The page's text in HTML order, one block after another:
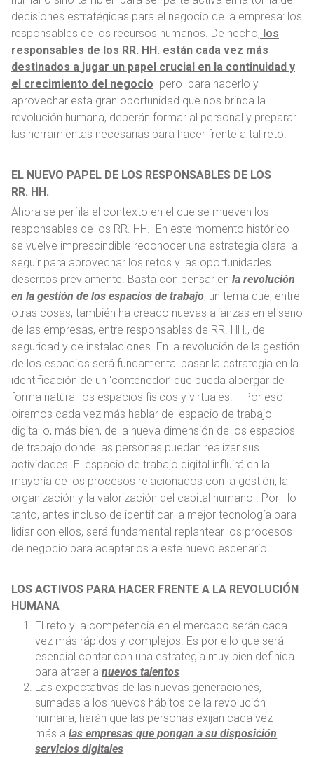
decisiones estratégicas para el negocio de la empresa: los
responsables de los recursos humanos. De hecho, los
responsables de los RR. HH. están cada vez más
destinados a jugar un papel crucial en la continuidad y
el crecimiento del negocio pero para hacerlo y
aprovechar esta gran oportunidad que nos brinda la
revolución humana, deberán formar al personal y preparar
las herramientas necesarias para hacer frente a tal reto.
EL NUEVO PAPEL DE LOS RESPONSABLES DE LOS
RR. HH.
Ahora se perfila el contexto en el que se mueven los
responsables de los RR. HH. En este momento histórico
se vuelve imprescindible reconocer una estrategia clara a
seguir para aprovechar los retos y las oportunidades
descritos previamente. Basta con pensar en la revolución
en la gestión de los espacios de trabajo, un tema que, entre
otras cosas, también ha creado nuevas alianzas en el seno
de las empresas, entre responsables de RR. HH., de
seguridad y de instalaciones. En la revolución de la gestión
de los espacios será fundamental basar la estrategia en la
identificación de un ‘contenedor’ que pueda albergar de
forma natural los espacios físicos y virtuales. Por eso
oiremos cada vez más hablar del espacio de trabajo
digital o, más bien, de la nueva dimensión de los espacios
de trabajo donde las personas puedan realizar sus
actividades. El espacio de trabajo digital influirá en la
mayoría de los procesos relacionados con la gestión, la
organización y la valorización del capital humano . Por lo
tanto, antes incluso de identificar la mejor tecnología para
lidiar con ellos, será fundamental replantear los procesos
de negocio para adaptarlos a este nuevo escenario.
LOS ACTIVOS PARA HACER FRENTE A LA REVOLUCIÓN
HUMANA
El reto y la competencia en el mercado serán cada
vez más rápidos y complejos. Es por ello que será
esencial contar con una estrategia muy bien definida
para atraer anuevos talentos
Las expectativas de las nuevas generaciones,
sumadas a los nuevos hábitos de la revolución
humana, harán que las personas exijan cada vez
más alas empresas que pongan a su disposición
servicios digitales